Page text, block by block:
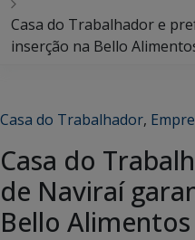
Casa do Trabalhador e
inserção na Bello
Casa do Trabalhador,
Casa do
de Naviraí
Bello Alimentos